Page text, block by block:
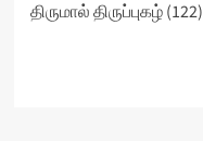
navigation
திருமால் திருப்புகழ் (122)